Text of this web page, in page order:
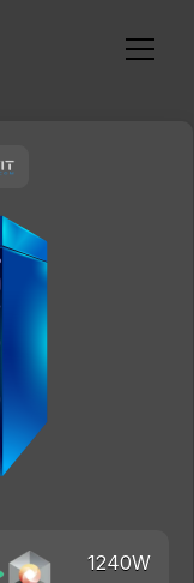
1240W